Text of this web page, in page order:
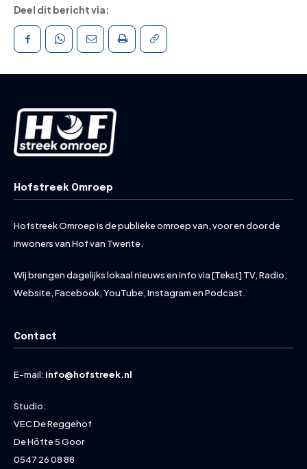
Deel dit bericht via:
Hofstreek Omroep
Hofstreek Omroep is de publieke omroep van, voor en door de
inwoners van Hof van Twente.
Wij brengen dagelijks lokaal nieuws en info via [Tekst] TV, Radio,
Website, Facebook, YouTube, Instagram en Podcast.
Contact
E-mail: info@hofstreek.nl
Studio:
VEC De Reggehof
De Höfte 5 Goor
0547 26 08 88